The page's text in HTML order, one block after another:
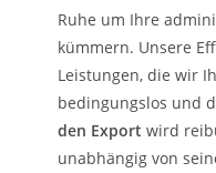
Ruhe um Ihre
kümmern. Unsere
Leistungen, die wir
bedingungslos und
den Export wird
unabhängig von